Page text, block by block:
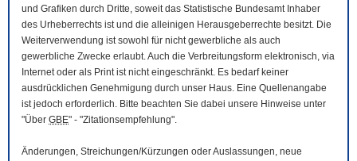
und Grafiken durch Dritte, soweit das Statistische Bundesamt Inhaber
des Urheberrechts ist und die alleinigen Herausgeberrechte besitzt. Die
Weiterverwendung ist sowohl für nicht gewerbliche als auch
gewerbliche Zwecke erlaubt. Auch die Verbreitungsform elektronisch, via
Internet oder als Print ist nicht eingeschränkt. Es bedarf keiner
ausdrücklichen Genehmigung durch unser Haus. Eine Quellenangabe
ist jedoch erforderlich. Bitte beachten Sie dabei unsere Hinweise unter
"Über GBE" - "Zitationsempfehlung".
Änderungen, Streichungen/Kürzungen oder Auslassungen, neue